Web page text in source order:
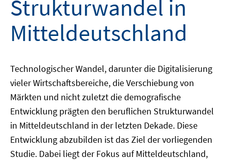
Strukturwandel in
Mitteldeutschland
Technologischer Wandel, darunter die Digitalisierung
vieler Wirtschaftsbereiche, die Verschiebung von
Märkten und nicht zuletzt die demografische
Entwicklung prägten den beruflichen Strukturwandel
in Mitteldeutschland in der letzten Dekade. Diese
Entwicklung abzubilden ist das Ziel der vorliegenden
Studie. Dabei liegt der Fokus auf Mitteldeutschland,